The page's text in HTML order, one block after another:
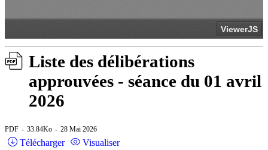
Liste des délibérations
approuvées - séance du 01 avril
2026
PDF 33.84Ko 28 Mai 2026
Télécharger
Visualiser